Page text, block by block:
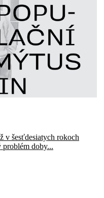
v šesťdesiatych rokoch
problém doby...